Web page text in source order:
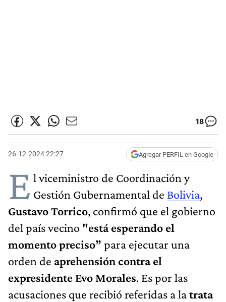
18
26-12-2024 22:27 Agregar PERFIL en Google
E l viceministro de Coordinación y
Gestión Gubernamental de Bolivia,
Gustavo Torrico, confirmó que el gobierno
del país vecino "está esperando el
momento preciso” para ejecutar una
orden de aprehensión contra el
expresidente Evo Morales. Es por las
acusaciones que recibió referidas a latrata